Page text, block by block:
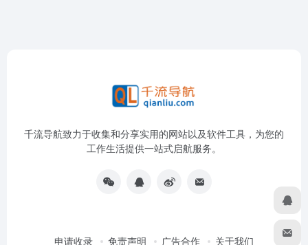
千流导航致力于收集和分享实用的网站以及软件工具，为您的
工作生活提供一站式启航服务。
申请收录 免责声明 广告合作 关于我们